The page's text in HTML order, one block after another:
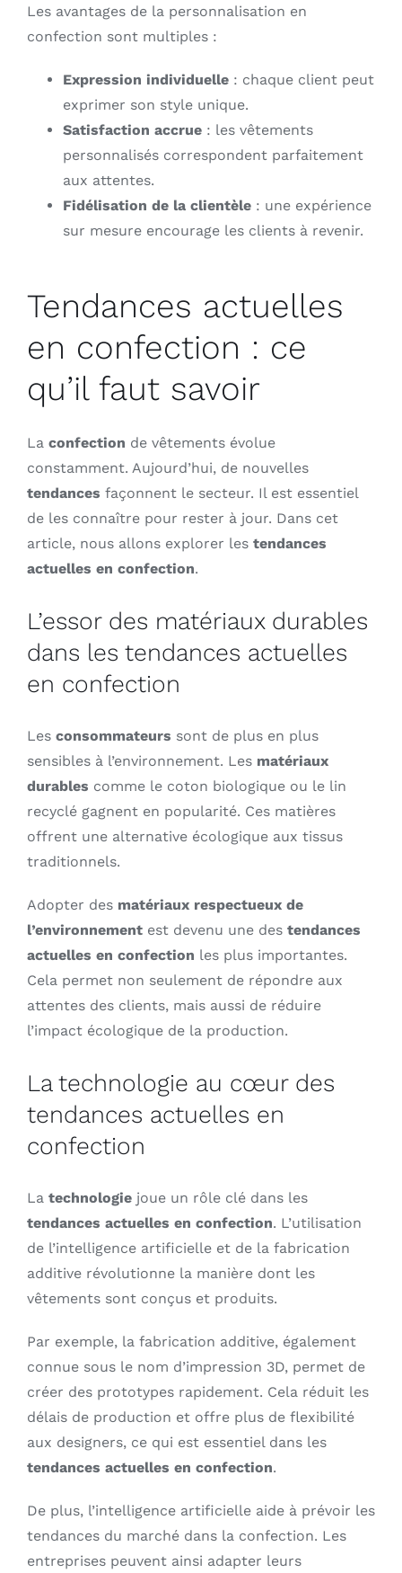
Les avantages de la personnalisation en
confection sont multiples :
Expression individuelle: chaque client peut
exprimer son style unique.
Satisfaction accrue: les vêtements
personnalisés correspondent parfaitement
aux attentes.
Fidélisation de la clientèle: une expérience
sur mesure encourage les clients à revenir.
Tendances actuelles
en confection : ce
qu’il faut savoir
La confection de vêtements évolue
constamment. Aujourd’hui, de nouvelles
tendances façonnent le secteur. Il est essentiel
de les connaître pour rester à jour. Dans cet
article, nous allons explorer les tendances
actuelles en confection.
L’essor des matériaux durables
dans les tendances actuelles
en confection
Les consommateurs sont de plus en plus
sensibles à l’environnement. Les matériaux
durables comme le coton biologique ou le lin
recyclé gagnent en popularité. Ces matières
offrent une alternative écologique aux tissus
traditionnels.
Adopter des matériaux respectueux de
l’environnementest devenu une des tendances
actuelles en confection les plus importantes.
Cela permet non seulement de répondre aux
attentes des clients, mais aussi de réduire
l’impact écologique de la production.
La technologie au cœur des
tendances actuelles en
confection
La technologiejoue un rôle clé dans les
tendances actuelles en confection. L’utilisation
de l’intelligence artificielle et de la fabrication
additive révolutionne la manière dont les
vêtements sont conçus et produits.
Par exemple, la fabrication additive, également
connue sous le nom d’impression 3D, permet de
créer des prototypes rapidement. Cela réduit les
délais de production et offre plus de flexibilité
aux designers, ce qui est essentiel dans les
tendances actuelles en confection.
De plus, l’intelligence artificielle aide à prévoir les
tendances du marché dans la confection. Les
entreprises peuvent ainsi adapter leurs